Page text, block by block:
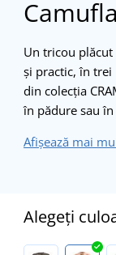
Un tricou
și practic, în trei
din colecția
în pădure sau
Afișează mai
Alegeți